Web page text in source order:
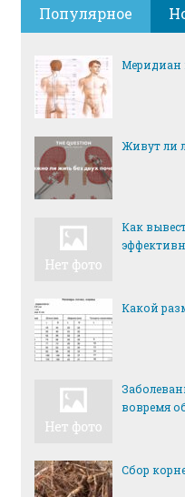
Популярное
Меридиан
Живут ли
Как
Какой
вовремя
Сбор